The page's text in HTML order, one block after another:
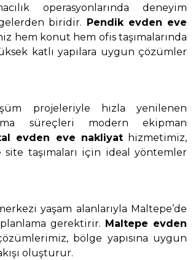
operasyonlarında deneyim
biridir.
Pendik evden eve
hem konut hem ofis taşımalarında
katlı yapılara uygun çözümler
projeleriyle hızla yenilenen
süreçleri modern ekipman
evden eve nakliyathizmetimiz,
taşımaları için ideal yöntemler
yaşam alanlarıyla Maltepe’de
planlama gerektirir. Maltepe evden
bölge yapısına uygun
oluşturur.